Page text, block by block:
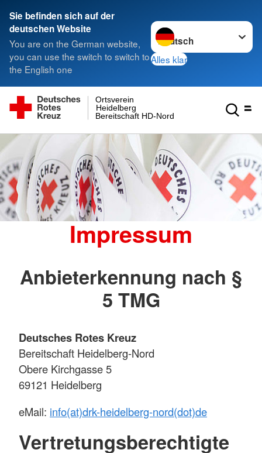
Sie befinden sich auf der
deutschen Website
You are on the German website,
you can use the switch to switch to
the English one
Sprache wechseln zu
Alles klar
Bereitschaft HD-Nord
Heidelberg
Ortsverein
Impressum
Anbieterkennung nach §
5 TMG
Deutsches Rotes Kreuz
Bereitschaft Heidelberg-Nord
Obere Kirchgasse 5
69121 Heidelberg
eMail: info(at)drk-heidelberg-nord(dot)de
Vertretungsberechtigte